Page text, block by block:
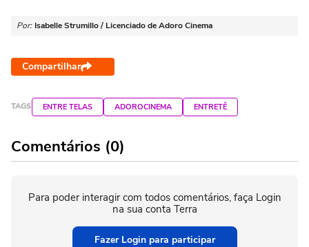
Por: Isabelle Strumillo / Licenciado de Adoro Cinema
Compartilhar
TAGS ENTRE TELAS ADOROCINEMA ENTRETÊ
Comentários (0)
Para poder interagir com todos comentários, faça Login
na sua conta Terra
Fazer Login para participar